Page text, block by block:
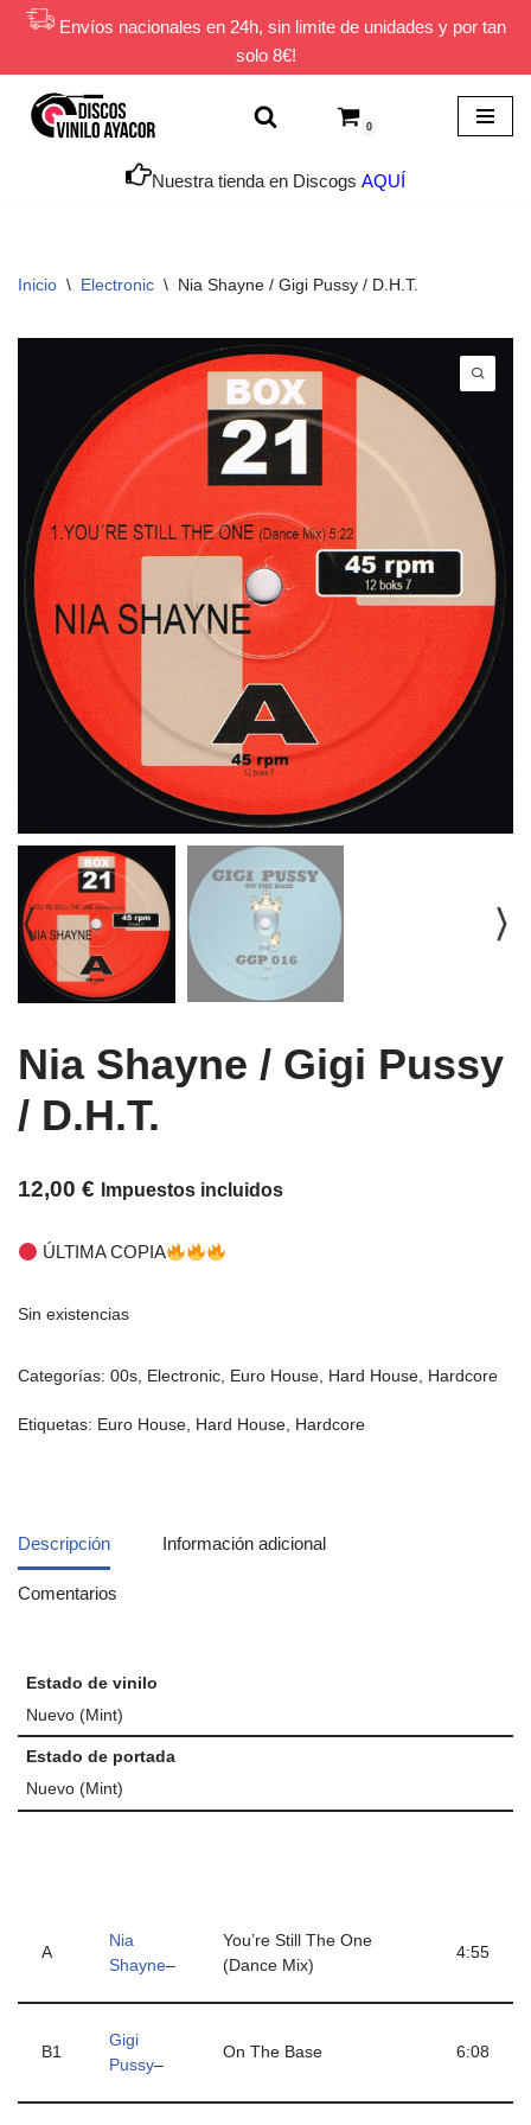
contenido
Envíos nacionales en 24h, sin limite de unidades y por tan
solo 8€!
0
Nuestra tienda en Discogs AQUÍ
Inicio \ Electronic \ Nia Shayne / Gigi Pussy / D.H.T.
Nia Shayne / Gigi Pussy
/ D.H.T.
12,00 € Impuestos incluidos
ÚLTIMA COPIA
Sin existencias
Categorías: 00s, Electronic, Euro House, Hard House, Hardcore
Etiquetas: Euro House, Hard House, Hardcore
Descripción Información adicional
Comentarios
Estado de vinilo
Nuevo (Mint)
Estado de portada
Nuevo (Mint)
A
Nia
Shayne–
You’re Still The One
(Dance Mix)
4:55
B1
Gigi
Pussy–
On The Base 6:08